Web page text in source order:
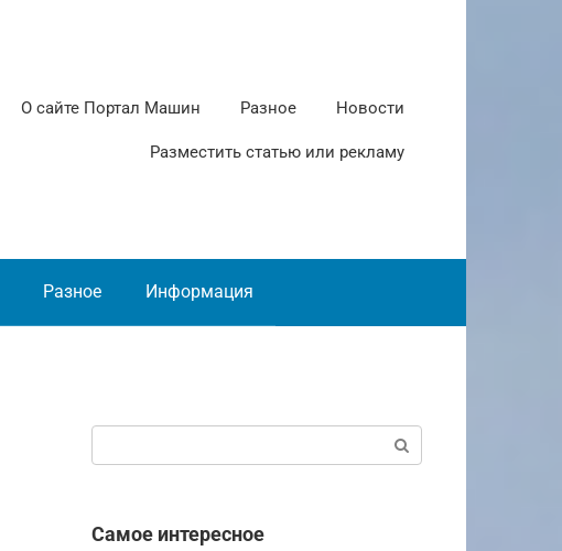
О сайте Портал Машин Разное Новости
Разместить статью или рекламу
Разное Информация
Самое интересное